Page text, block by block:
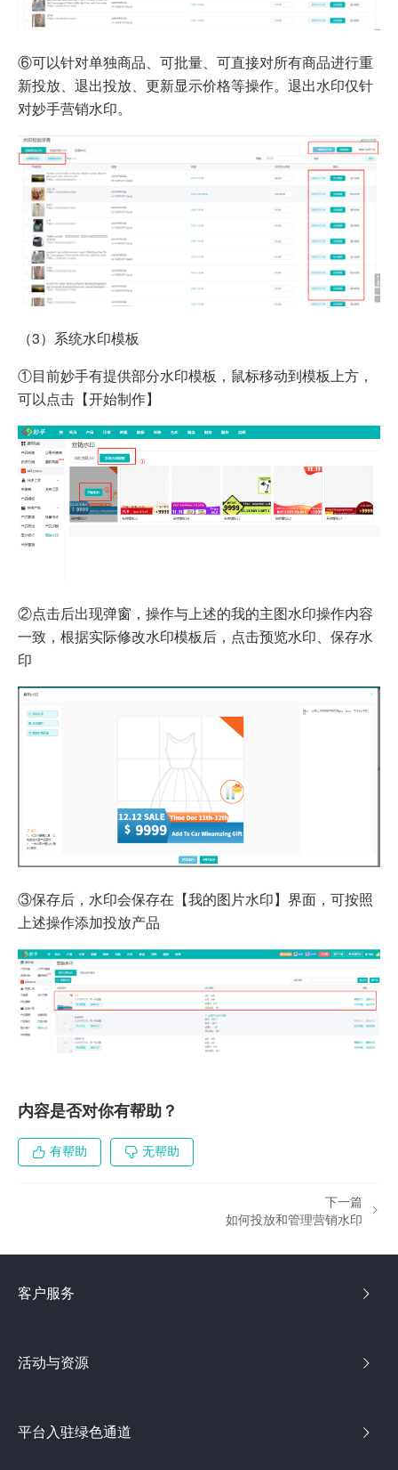
⑥可以针对单独商品、可批量、可直接对所有商品进行重
新投放、退出投放、更新显示价格等操作。退出水印仅针
对妙手营销水印。
（3）系统水印模板
①目前妙手有提供部分水印模板，鼠标移动到模板上方，
可以点击【开始制作】
②点击后出现弹窗，操作与上述的我的主图水印操作内容
一致，根据实际修改水印模板后，点击预览水印、保存水
印
③保存后，水印会保存在【我的图片水印】界面，可按照
上述操作添加投放产品
内容是否对你有帮助？
有帮助 无帮助
下一篇
如何投放和管理营销水印
客户服务
活动与资源
平台入驻绿色通道